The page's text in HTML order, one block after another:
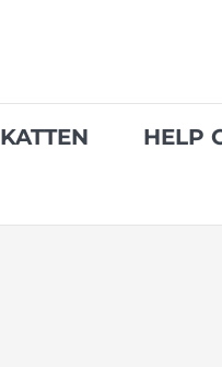
KATTEN HELP